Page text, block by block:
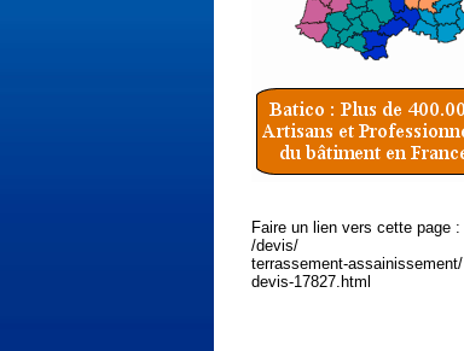
Faire un lien vers cette page :
/devis/
terrassement-assainissement/
devis-17827.html